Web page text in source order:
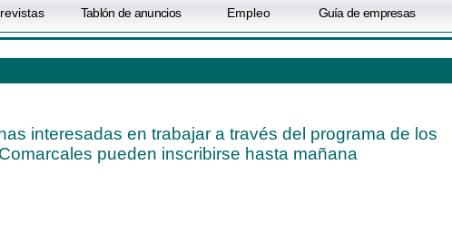
Tablón de anuncios Empleo Guía de empresas
interesadas en trabajar a través del programa de los
pueden inscribirse hasta mañana